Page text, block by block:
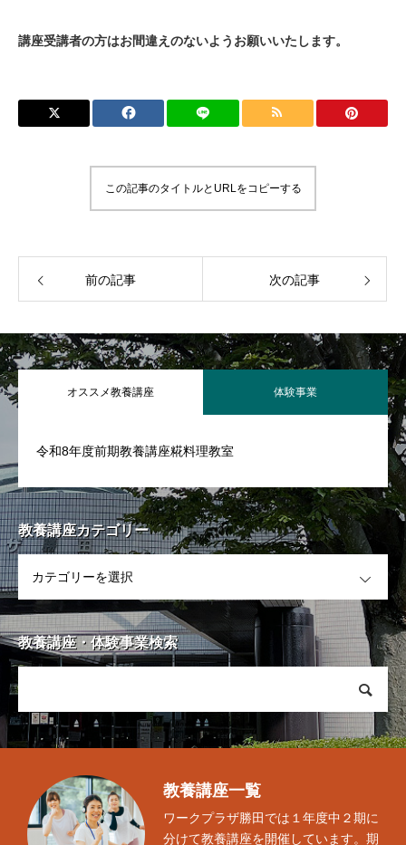
ご利用上の注意事項
講座案内 Course
後期教養講座一覧
財団情報
財団管理施設
アクセス Access
お問い合せ Contact
施設空き情報
講座受講者の方はお間違えのないようお願いいたします。
この記事のタイトルとURLをコピーする
前の記事 次の記事
オススメ教養講座 体験事業
令和8年度前期教養講座糀料理教室
教養講座カテゴリー
教養講座・体験事業検索
教養講座一覧
ワークプラザ勝田では１年度中２期に
分けて教養講座を開催しています。期